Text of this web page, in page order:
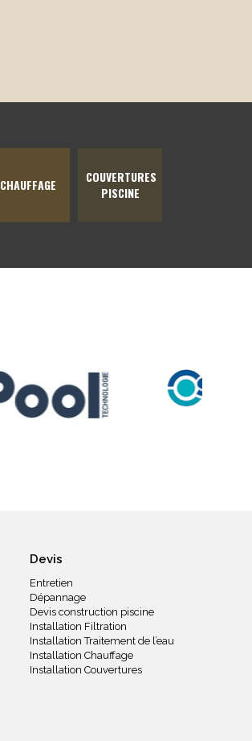
CHAUFFAGE
COUVERTURES
PISCINE
Devis
Entretien
Dépannage
Devis construction piscine
Installation Filtration
Installation Traitement de l’eau
Installation Chauffage
Installation Couvertures